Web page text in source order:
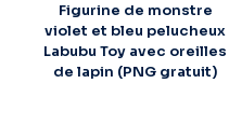
Figurine de monstre
violet et bleu pelucheux
Labubu Toy avec oreilles
de lapin (PNG gratuit)